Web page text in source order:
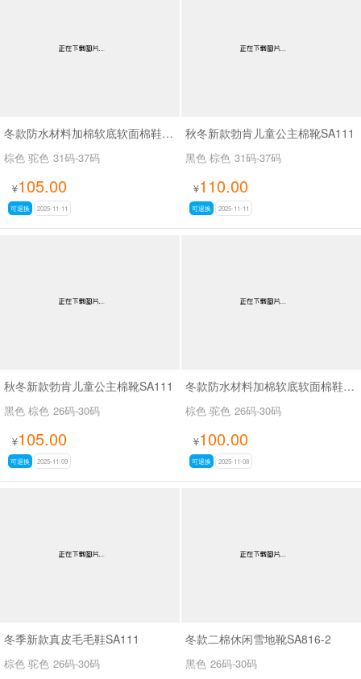
冬款防水材料加棉软底软面棉鞋SA0686
棕色 驼色 31码-37码
¥105.00
可退换 2025-11-11
秋冬新款勃肯儿童公主棉靴SA111
黑色 棕色 31码-37码
¥110.00
可退换 2025-11-11
秋冬新款勃肯儿童公主棉靴SA111
黑色 棕色 26码-30码
¥105.00
可退换 2025-11-09
冬款防水材料加棉软底软面棉鞋SA0686
棕色 驼色 26码-30码
¥100.00
可退换 2025-11-08
冬季新款真皮毛毛鞋SA111
棕色 驼色 26码-30码
冬款二棉休闲雪地靴SA816-2
黑色 26码-30码